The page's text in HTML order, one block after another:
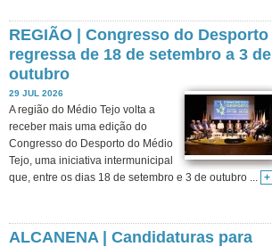
REGIÃO | Congresso do Desporto
regressa de 18 de setembro a 3 de
outubro
29 JUL 2026
A região do Médio Tejo volta a
receber mais uma edição do
Congresso do Desporto do Médio
Tejo, uma iniciativa intermunicipal
que, entre os dias 18 de setembro e 3 de outubro ... +
ALCANENA | Candidaturas para